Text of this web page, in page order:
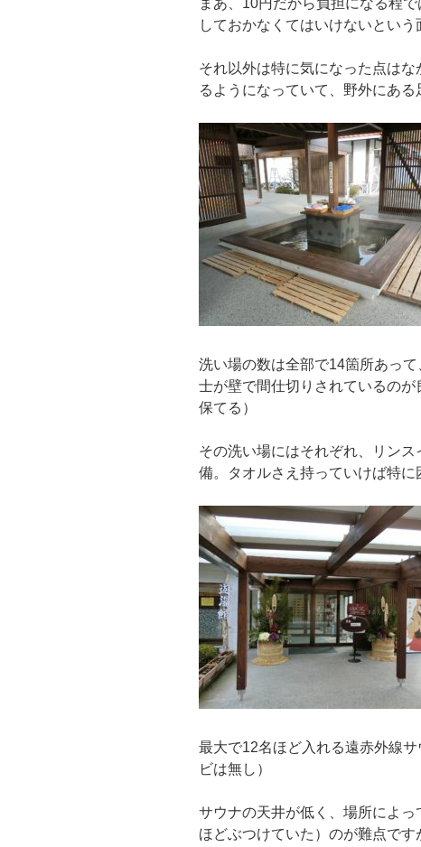
まあ、10円だから負担になる程
しておかなくてはいけないという
それ以外は特に気になった点は
るようになっていて、野外にある
洗い場の数は全部で14箇所あっ
士が壁で間仕切りされているの
保てる）
その洗い場にはそれぞれ、リン
備。タオルさえ持っていけば特に
最大で12名ほど入れる遠赤外線
ビは無し）
サウナの天井が低く、場所によ
ほどぶつけていた）のが難点で